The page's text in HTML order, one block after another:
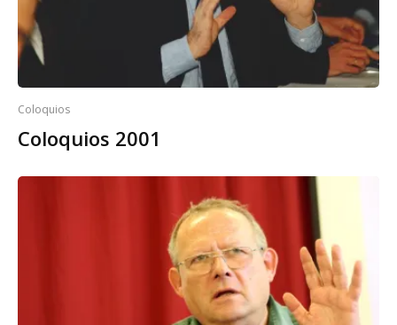
Coloquios
Coloquios 2001